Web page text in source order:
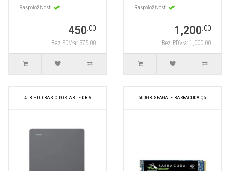
Raspoloživost:
450.00
Bez PDV-a: 375.00
Raspoloživost:
1,200.00
Bez PDV-a: 1,000.00
4TB HDD BASIC PORTABLE DRIV 500GB SEAGATE BARRACUDA Q5